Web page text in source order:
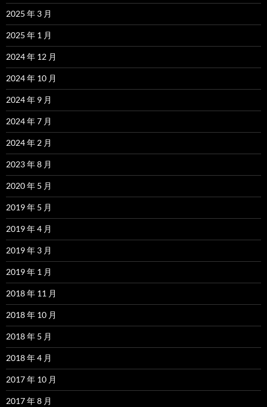
2025 年 3 月
2025 年 1 月
2024 年 12 月
2024 年 10 月
2024 年 9 月
2024 年 7 月
2024 年 2 月
2023 年 8 月
2020 年 5 月
2019 年 5 月
2019 年 4 月
2019 年 3 月
2019 年 1 月
2018 年 11 月
2018 年 10 月
2018 年 5 月
2018 年 4 月
2017 年 10 月
2017 年 8 月